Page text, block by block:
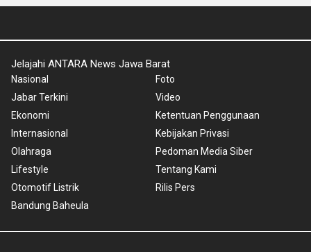
Jelajahi ANTARA News Jawa Barat
Nasional
Jabar Terkini
Ekonomi
Internasional
Olahraga
Lifestyle
Otomotif Listrik
Bandung Baheula
Foto
Video
Ketentuan Penggunaan
Kebijakan Privasi
Pedoman Media Siber
Tentang Kami
Rilis Pers